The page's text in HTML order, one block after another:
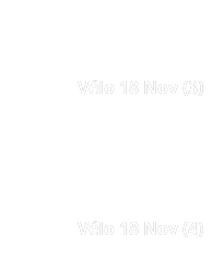
Vélo 18 Nov (3)
Vélo 18 Nov (4)